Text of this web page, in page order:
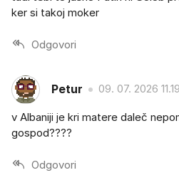
ker si takoj moker
Odgovori
Petur 09. 07. 2026 11.19
v Albaniji je kri matere daleč
gospod????
Odgovori